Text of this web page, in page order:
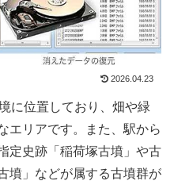
2026.04.23
に位置しており、畑や緑
エリアです。また、駅から
定史跡「稲荷塚古墳」や古
墳」などが属する古墳群が